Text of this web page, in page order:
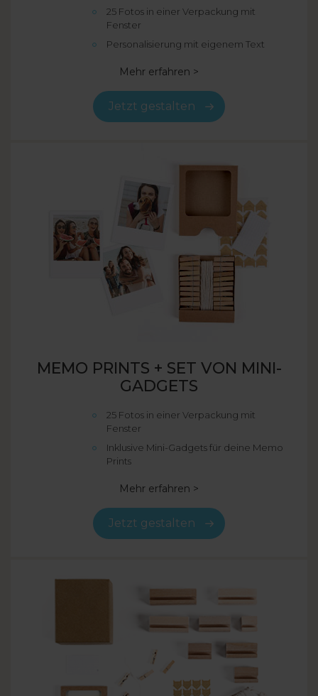
25 Fotos in einer Verpackung mit
Fenster
Personalisierung mit eigenem Text
Mehr erfahren >
Jetzt gestalten
MEMO PRINTS + SET VON MINI-
GADGETS
25 Fotos in einer Verpackung mit
Fenster
Inklusive Mini-Gadgets für deine Memo
Prints
Mehr erfahren >
Jetzt gestalten